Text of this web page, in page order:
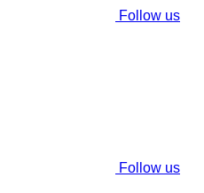
Follow us
Follow us